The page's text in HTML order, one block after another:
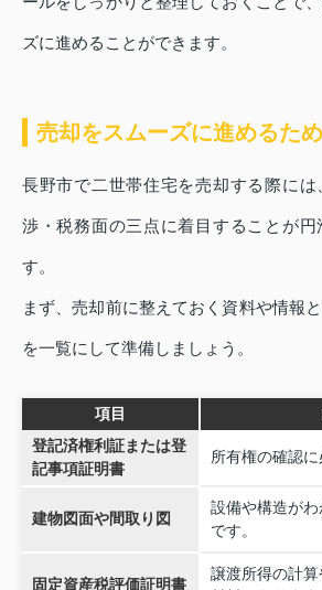
ズに進めることができます。
売却をスムーズに進めるた
長野市で二世帯住宅を売却する際に
渉・税務面の三点に着目することが
す。
まず、売却前に整えておく資料や情報
を一覧にして準備しましょう。
項目
登記済権利証または登
記事項証明書
所有権の確認に
建物図面や間取り図
設備や構造が
です。
固定資産税評価証明書
譲渡所得の計